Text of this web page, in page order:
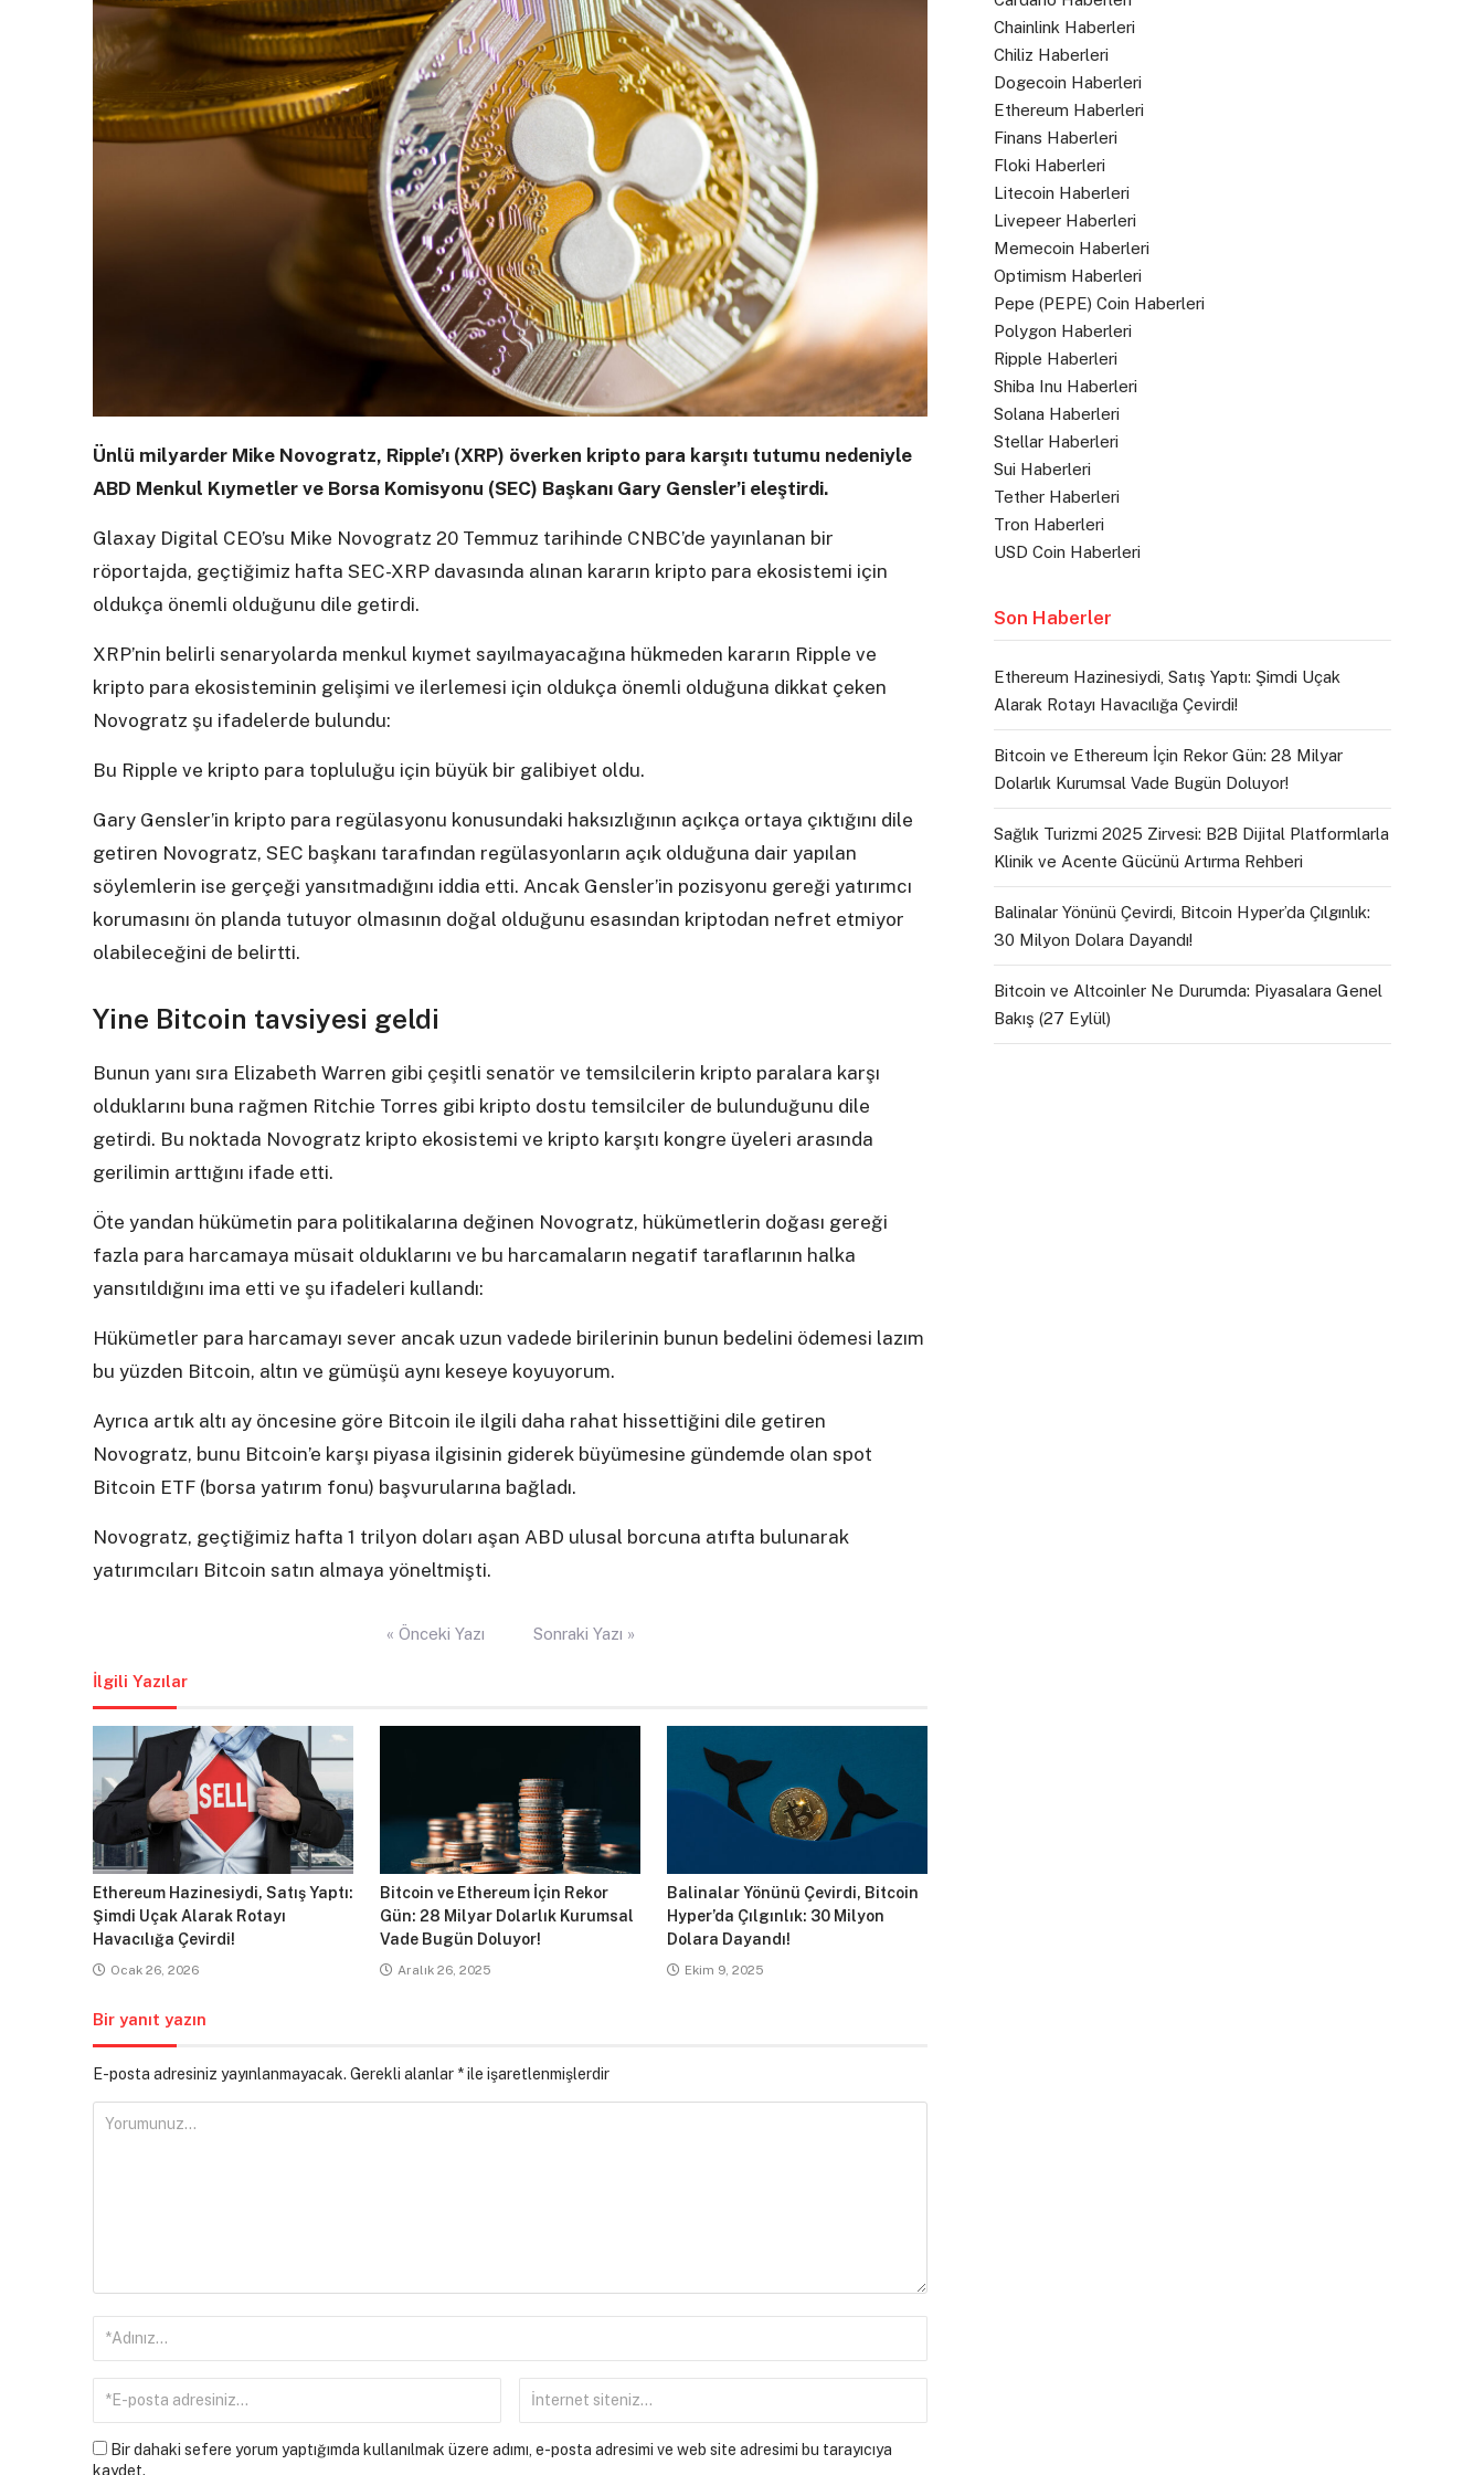
Ünlü milyarder Mike Novogratz, Ripple’ı (XRP) överken kripto para karşıtı tutumu nedeniyle
ABD Menkul Kıymetler ve Borsa Komisyonu (SEC) Başkanı Gary Gensler’i eleştirdi.
Glaxay Digital CEO’su Mike Novogratz 20 Temmuz tarihinde CNBC’de yayınlanan bir
röportajda, geçtiğimiz hafta SEC-XRP davasında alınan kararın kripto para ekosistemi için
oldukça önemli olduğunu dile getirdi.
XRP’nin belirli senaryolarda menkul kıymet sayılmayacağına hükmeden kararın Ripple ve
kripto para ekosisteminin gelişimi ve ilerlemesi için oldukça önemli olduğuna dikkat çeken
Novogratz şu ifadelerde bulundu:
Bu Ripple ve kripto para topluluğu için büyük bir galibiyet oldu.
Gary Gensler’in kripto para regülasyonu konusundaki haksızlığının açıkça ortaya çıktığını dile
getiren Novogratz, SEC başkanı tarafından regülasyonların açık olduğuna dair yapılan
söylemlerin ise gerçeği yansıtmadığını iddia etti. Ancak Gensler’in pozisyonu gereği yatırımcı
korumasını ön planda tutuyor olmasının doğal olduğunu esasından kriptodan nefret etmiyor
olabileceğini de belirtti.
Yine Bitcoin tavsiyesi geldi
Bunun yanı sıra Elizabeth Warren gibi çeşitli senatör ve temsilcilerin kripto paralara karşı
olduklarını buna rağmen Ritchie Torres gibi kripto dostu temsilciler de bulunduğunu dile
getirdi. Bu noktada Novogratz kripto ekosistemi ve kripto karşıtı kongre üyeleri arasında
gerilimin arttığını ifade etti.
Öte yandan hükümetin para politikalarına değinen Novogratz, hükümetlerin doğası gereği
fazla para harcamaya müsait olduklarını ve bu harcamaların negatif taraflarının halka
yansıtıldığını ima etti ve şu ifadeleri kullandı:
Hükümetler para harcamayı sever ancak uzun vadede birilerinin bunun bedelini ödemesi lazım
bu yüzden Bitcoin, altın ve gümüşü aynı keseye koyuyorum.
Ayrıca artık altı ay öncesine göre Bitcoin ile ilgili daha rahat hissettiğini dile getiren
Novogratz, bunu Bitcoin’e karşı piyasa ilgisinin giderek büyümesine gündemde olan spot
Bitcoin ETF (borsa yatırım fonu) başvurularına bağladı.
Novogratz, geçtiğimiz hafta 1 trilyon doları aşan ABD ulusal borcuna atıfta bulunarak
yatırımcıları Bitcoin satın almaya yöneltmişti.
« Önceki Yazı Sonraki Yazı »
İlgili Yazılar
Ethereum Hazinesiydi, Satış Yaptı:
Şimdi Uçak Alarak Rotayı
Havacılığa Çevirdi!
Ocak 26, 2026
Bitcoin ve Ethereum İçin Rekor
Gün: 28 Milyar Dolarlık Kurumsal
Vade Bugün Doluyor!
Aralık 26, 2025
Balinalar Yönünü Çevirdi, Bitcoin
Hyper’da Çılgınlık: 30 Milyon
Dolara Dayandı!
Ekim 9, 2025
Bir yanıt yazın
E-posta adresiniz yayınlanmayacak. Gerekli alanlar *ile işaretlenmişlerdir
Bir dahaki sefere yorum yaptığımda kullanılmak üzere adımı, e-posta adresimi ve web site adresimi bu tarayıcıya
kaydet.
Chainlink Haberleri
Chiliz Haberleri
Dogecoin Haberleri
Ethereum Haberleri
Finans Haberleri
Floki Haberleri
Litecoin Haberleri
Livepeer Haberleri
Memecoin Haberleri
Optimism Haberleri
Pepe (PEPE) Coin Haberleri
Polygon Haberleri
Ripple Haberleri
Shiba Inu Haberleri
Solana Haberleri
Stellar Haberleri
Sui Haberleri
Tether Haberleri
Tron Haberleri
USD Coin Haberleri
Son Haberler
Ethereum Hazinesiydi, Satış Yaptı: Şimdi Uçak
Alarak Rotayı Havacılığa Çevirdi!
Bitcoin ve Ethereum İçin Rekor Gün: 28 Milyar
Dolarlık Kurumsal Vade Bugün Doluyor!
Sağlık Turizmi 2025 Zirvesi: B2B Dijital Platformlarla
Klinik ve Acente Gücünü Artırma Rehberi
Balinalar Yönünü Çevirdi, Bitcoin Hyper’da Çılgınlık:
30 Milyon Dolara Dayandı!
Bitcoin ve Altcoinler Ne Durumda: Piyasalara Genel
Bakış (27 Eylül)